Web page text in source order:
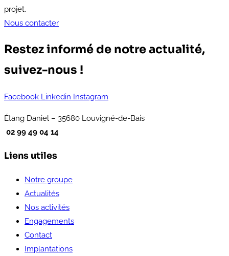
projet.
Nous contacter
Restez informé de notre actualité,
suivez-nous !
Facebook Linkedin Instagram
Étang Daniel – 35680 Louvigné-de-Bais
02 99 49 04 14
Liens utiles
Notre groupe
Actualités
Nos activités
Engagements
Contact
Implantations